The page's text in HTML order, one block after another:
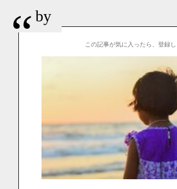
“ by
この記事が気に入ったら、登録し